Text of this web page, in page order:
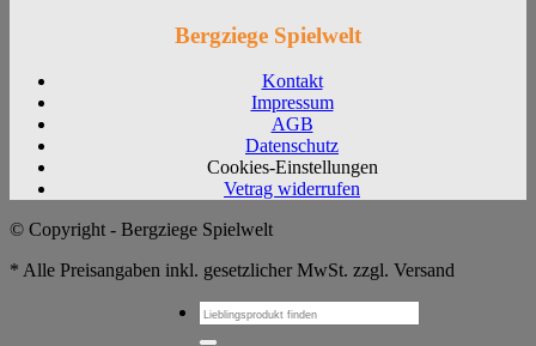
Bergziege Spielwelt
Kontakt
Impressum
AGB
Datenschutz
Cookies-Einstellungen
Vetrag widerrufen
© Copyright - Bergziege Spielwelt
* Alle Preisangaben inkl. gesetzlicher MwSt. zzgl. Versand
Suchen
nach: